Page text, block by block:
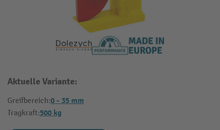
Aktuelle Variante:
Greifbereich:0 - 35 mm
Tragkraft:500 kg